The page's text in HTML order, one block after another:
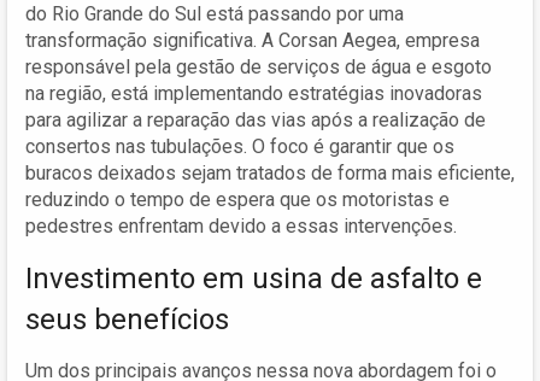
do Rio Grande do Sul está passando por uma
transformação significativa. A Corsan Aegea, empresa
responsável pela gestão de serviços de água e esgoto
na região, está implementando estratégias inovadoras
para agilizar a reparação das vias após a realização de
consertos nas tubulações. O foco é garantir que os
buracos deixados sejam tratados de forma mais eficiente,
reduzindo o tempo de espera que os motoristas e
pedestres enfrentam devido a essas intervenções.
Investimento em usina de asfalto e
seus benefícios
Um dos principais avanços nessa nova abordagem foi o